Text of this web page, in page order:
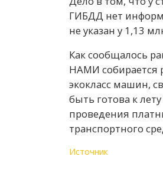
ГИБДД нет
не указан у 1,13
Как сообщалось
НАМИ собирается
экокласс машин,
быть готова к
проведения
транспортного
Источник